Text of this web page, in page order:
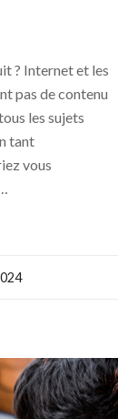
? Internet et les
pas de contenu
les sujets
tant
vous